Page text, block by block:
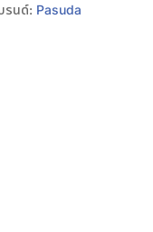
รนด์: Pasuda